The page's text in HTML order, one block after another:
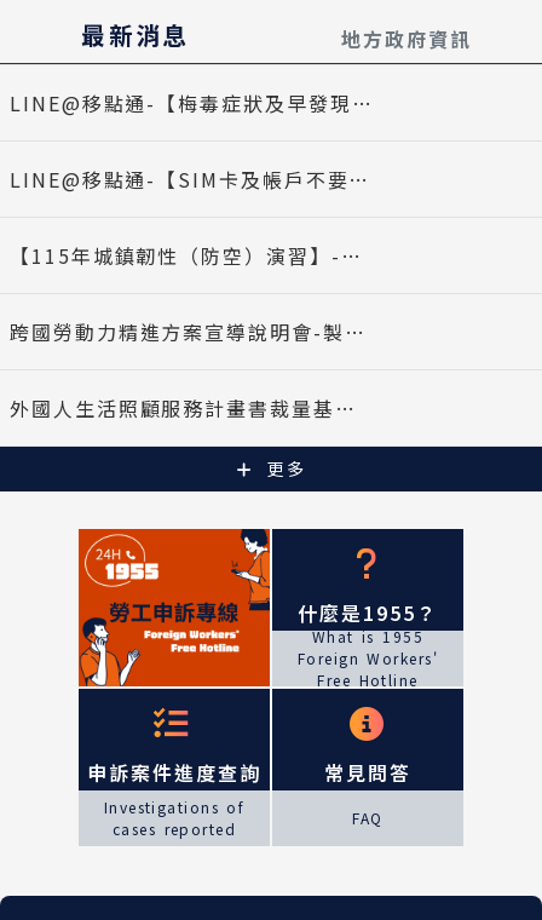
最新消息
日期
LINE@移點通-【梅毒症狀及早發現及早治療】-多國語言版
LINE@移點通-【SIM卡及帳戶不要借給別人！】-多國語言版
【115年城鎮韌性（防空）演習】-多國語言版
跨國勞動力精進方案宣導說明會-製造業(8/26台北場)
外國人生活照顧服務計畫書裁量基準修正規定，並自即日生效
地方政府資訊
更多
什麼是1955？
What is 1955
Foreign Workers'
Free Hotline
申訴案件進度查詢
Investigations of
cases reported
常見問答
FAQ